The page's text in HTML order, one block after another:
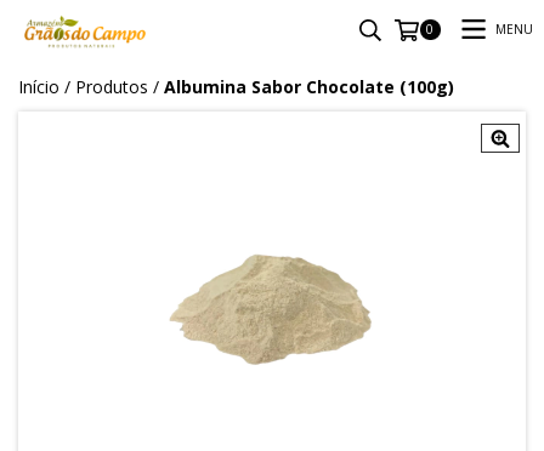
0 MENU
Início / Produtos / Albumina Sabor Chocolate (100g)